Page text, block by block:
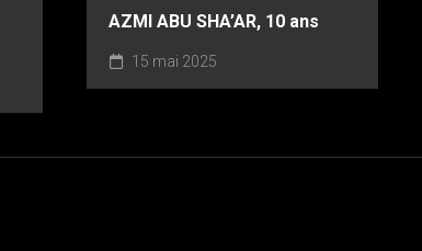
AZMI ABU SHA’AR, 10 ans
15 mai 2025